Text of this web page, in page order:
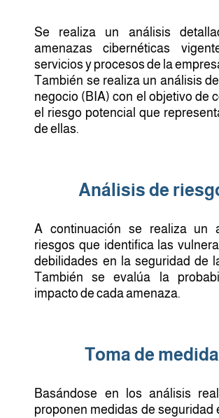
Se realiza un análisis
amenazas cibernéticas
servicios y procesos de la
También se realiza un análisis
negocio (BIA) con el objetivo de
el riesgo potencial que
de ellas.
Análisis de
A continuación se realiza un
riesgos que identifica las
debilidades en la seguridad de
También se evalúa la
impacto de cada amenaza.
Toma de
Basándose en los análisis
proponen medidas de seguridad